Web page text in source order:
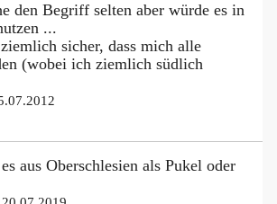
den Begriff selten aber würde es in
...
sicher, dass mich alle
(wobei ich ziemlich südlich
aus Oberschlesien als Pukel oder